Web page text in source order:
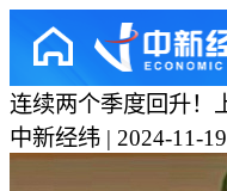
连续两个季度回升！
中新经纬 | 2024-11-